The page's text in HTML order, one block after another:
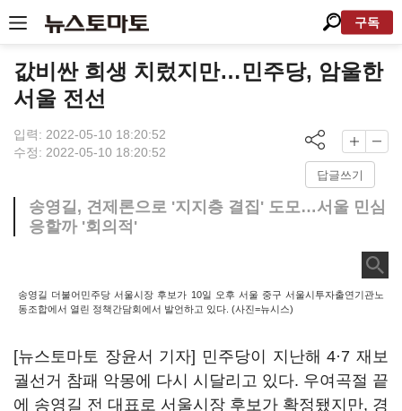
구독
값비싼 희생 치렀지만…민주당, 암울한
서울 전선
입력: 2022-05-10 18:20:52
수정: 2022-05-10 18:20:52
답글쓰기
송영길, 견제론으로 '지지층 결집' 도모…서울 민심
응할까 '회의적'
송영길 더불어민주당 서울시장 후보가 10일 오후 서울 중구 서울시투자출연기관노
동조합에서 열린 정책간담회에서 발언하고 있다. (사진=뉴시스)
[뉴스토마토 장윤서 기자] 민주당이 지난해 4·7 재보
궐선거 참패 악몽에 다시 시달리고 있다. 우여곡절 끝
에 송영길 전 대표로 서울시장 후보가 확정됐지만, 경